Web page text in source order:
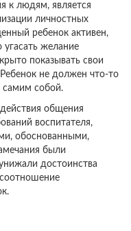
к людям, является
личностных
ребенок активен,
желание
показывать свои
не должен что-то
самим собой.
общения
воспитателя,
обоснованными,
были
достоинства